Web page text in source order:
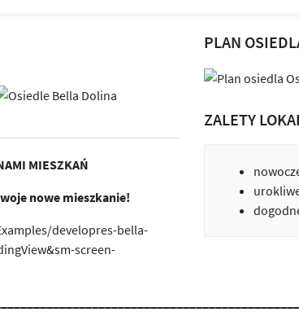
MIESZKAŃ
nowe mieszkanie!
developres-bella-
screen-
PLAN
ZALETY